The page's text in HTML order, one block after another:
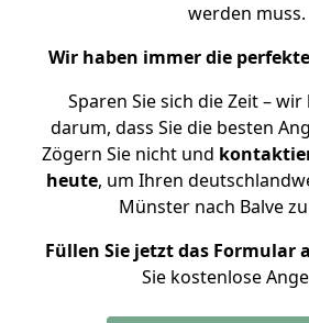
werden muss.
Wir haben immer die
Sparen Sie sich die Zeit –
darum, dass Sie die besten
Zögern Sie nicht und
heute, um Ihren
Münster nach Balve
Füllen Sie jetzt das Formular
Sie kostenlose